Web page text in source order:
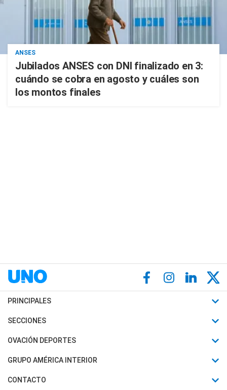
ANSES
Jubilados ANSES con DNI finalizado en 3:
cuándo se cobra en agosto y cuáles son
los montos finales
PRINCIPALES
Últimas Noticias
Política
Judiciales
SECCIONES
Horóscopo
Motores
OVACIÓN DEPORTES
Fútbol
Mundial
GRUPO AMÉRICA INTERIOR
Canal 7 en Vivo
CONTACTO